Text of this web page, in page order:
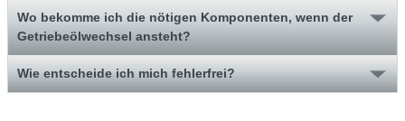
Wo bekomme ich die nötigen Komponenten, wenn der
Getriebeölwechsel ansteht?
Wie entscheide ich mich fehlerfrei?